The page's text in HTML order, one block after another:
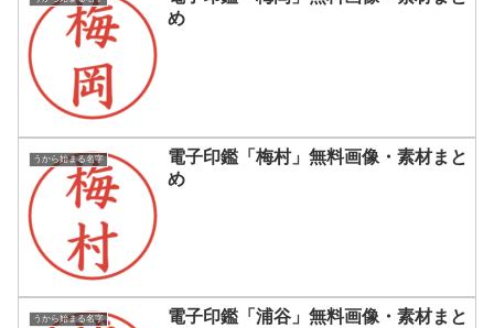
め
うから始まる名字
電子印鑑「梅村」無料画像・素材まと
め
うから始まる名字
電子印鑑「浦谷」無料画像・素材まと